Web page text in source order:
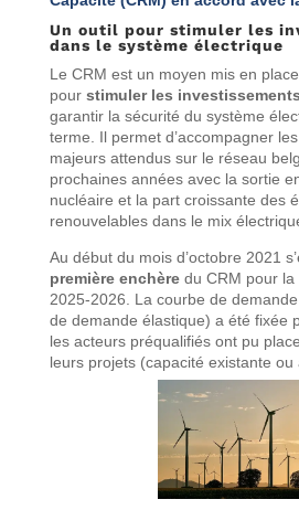
Un outil pour stimuler les
dans le système électrique
Le CRM est un moyen mis en
pour stimuler les investissements
garantir la sécurité du système
terme. Il permet d’accompagner
majeurs attendus sur le réseau
prochaines années avec la sortie
nucléaire et la part croissante des
renouvelables dans le mix
Au début du mois d’octobre 2021
première enchèredu CRM pour la
2025-2026. La courbe de
de demande élastique) a été fixée
les acteurs préqualifiés ont pu
leurs projets (capacité existante ou